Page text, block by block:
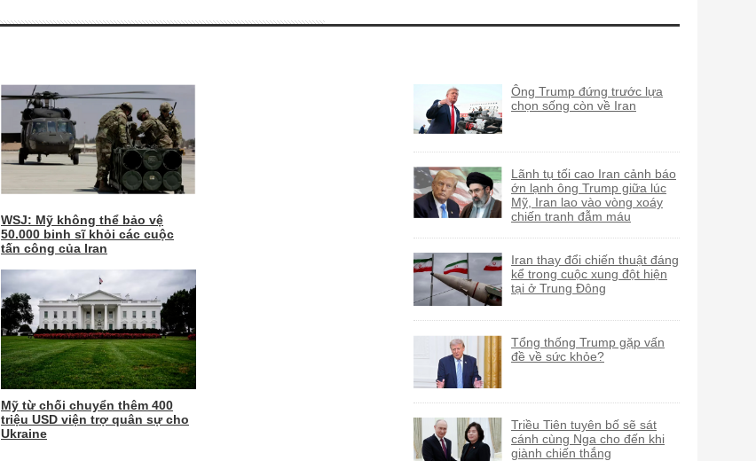
WSJ: Mỹ không thể bảo vệ
50.000 binh sĩ khỏi các cuộc
tấn công của Iran
Mỹ từ chối chuyển thêm 400
triệu USD viện trợ quân sự cho
Ukraine
Ông Trump đứng trước lựa
chọn sống còn về Iran
Lãnh tụ tối cao Iran cảnh báo
ớn lạnh ông Trump giữa lúc
Mỹ, Iran lao vào vòng xoáy
chiến tranh đẫm máu
Iran thay đổi chiến thuật đáng
kể trong cuộc xung đột hiện
tại ở Trung Đông
Tổng thống Trump gặp vấn
đề về sức khỏe?
Triều Tiên tuyên bố sẽ sát
cánh cùng Nga cho đến khi
giành chiến thắng